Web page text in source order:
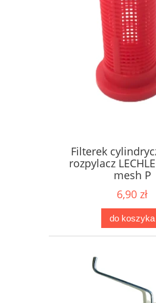
Filterek
rozpylacz
mesh P
6,90 zł
do koszyka